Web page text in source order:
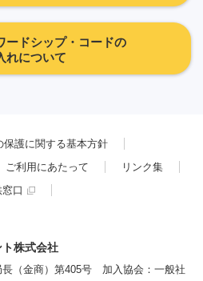
ードシップ・コードの
れについて
保護に関する基本方針
ご利用にあたって
リンク集
口
株式会社
（金商）第405号 加入協会：一般社